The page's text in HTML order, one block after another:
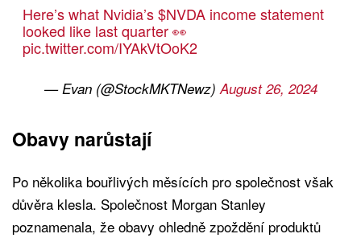
Here’s what Nvidia’s$NVDAincome statement
looked like last quarter 👀
pic.twitter.com/IYAkVtOoK2
— Evan (@StockMKTNewz)August 26, 2024
Obavy narůstají
Po několika bouřlivých měsících pro společnost však
důvěra klesla. Společnost Morgan Stanley
poznamenala, že obavy ohledně zpoždění produktů